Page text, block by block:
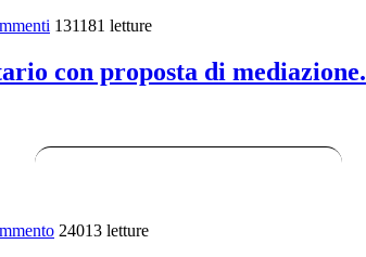
in caso di sinistro
131181 letture
con proposta di mediazione.
con proposta di mediazione.
24013 letture